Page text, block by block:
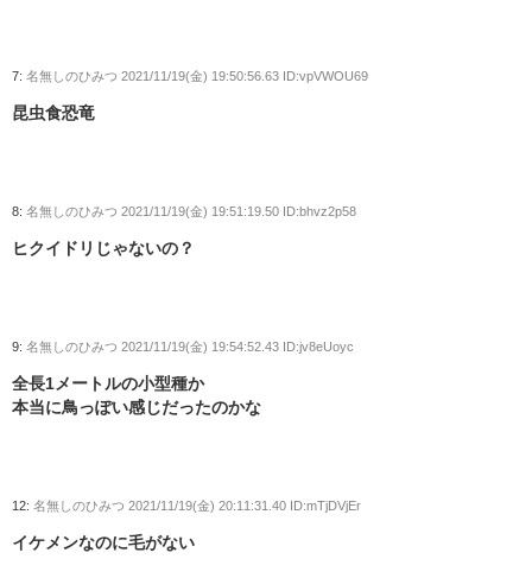
7: 名無しのひみつ 2021/11/19(金) 19:50:56.63 ID:vpVWOU69
昆虫食恐竜
8: 名無しのひみつ 2021/11/19(金) 19:51:19.50 ID:bhvz2p58
ヒクイドリじゃないの？
9: 名無しのひみつ 2021/11/19(金) 19:54:52.43 ID:jv8eUoyc
全長1メートルの小型種か
本当に鳥っぽい感じだったのかな
12: 名無しのひみつ 2021/11/19(金) 20:11:31.40 ID:mTjDVjEr
イケメンなのに毛がない